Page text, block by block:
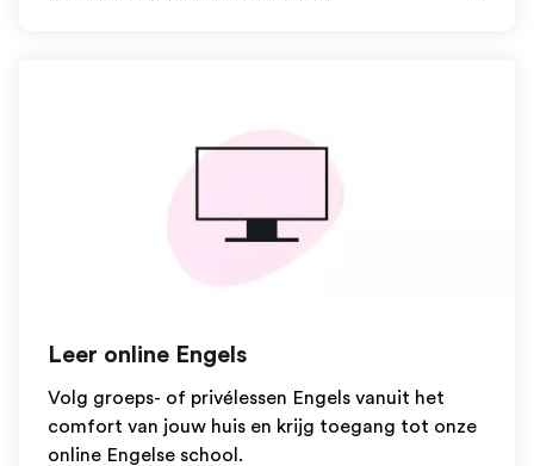
Leer online Engels
Volg groeps- of privélessen Engels vanuit het
comfort van jouw huis en krijg toegang tot onze
online Engelse school.